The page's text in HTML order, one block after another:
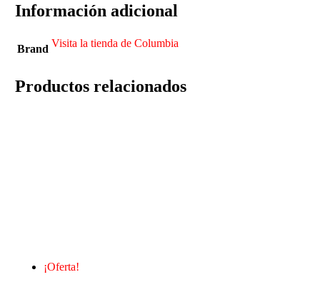
Información adicional
Brand Visita la tienda de Columbia
Productos relacionados
¡Oferta!